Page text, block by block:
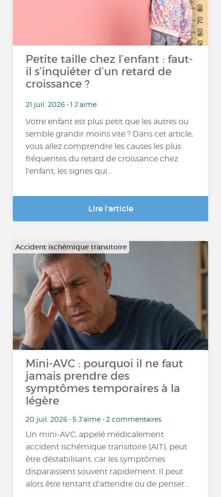
Petite taille chez l’enfant : faut-
il s’inquiéter d’un retard de
croissance ?
21 juil. 2026 • 1 J'aime
Votre enfant est plus petit que les autres ou
semble grandir moins vite ? Dans cet article,
vous allez comprendre les causes les plus
fréquentes du retard de croissance chez
l’enfant, les signes qui...
Lire l'article
Accident ischémique transitoire
Mini-AVC : pourquoi il ne faut
jamais prendre des
symptômes temporaires à la
légère
20 juil. 2026 • 5 J'aime • 2 commentaires
Un mini-AVC, appelé médicalement
accident ischémique transitoire (AIT), peut
être déstabilisant, car les symptômes
disparaissent souvent rapidement. Il peut
alors être tentant d'attendre ou de penser...